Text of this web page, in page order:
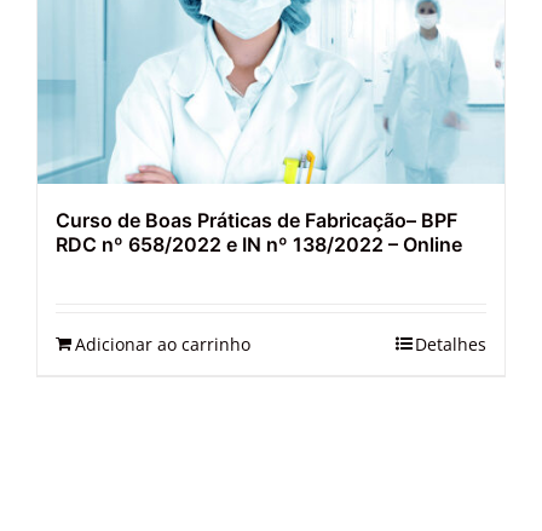
Curso de Boas Práticas de Fabricação– BPF
RDC nº 658/2022 e IN nº 138/2022 – Online
Adicionar ao carrinho Detalhes